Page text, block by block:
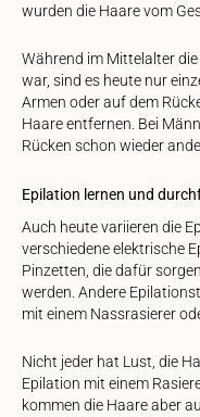
wurden die Haare vom
Während im Mittelalter
war, sind es heute nur
Armen oder auf dem
Haare entfernen. Bei
Rücken schon wieder
Epilation lernen und
Auch heute variieren die
verschiedene elektrische
Pinzetten, die dafür
werden. Andere
mit einem Nassrasierer
Nicht jeder hat Lust, die
Epilation mit einem
kommen die Haare aber